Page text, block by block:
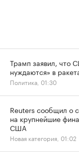
Трамп заявил, что
нуждаются» в
Политика, 01:30
Reuters сообщил о
на крупнейшие
США
Новая категория, 01:02